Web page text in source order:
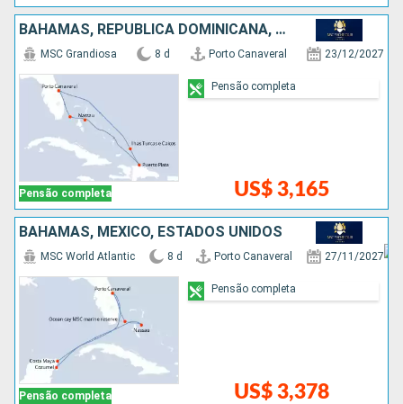
BAHAMAS, REPUBLICA DOMINICANA, ESTADOS UNIDOS
Pensão completa
MSC Grandiosa 8 d Porto Canaveral 23/12/2027
US$ 3,165
Pensão completa
BAHAMAS, MÉXICO, ESTADOS UNIDOS
Pensão completa
MSC World Atlantic 8 d Porto Canaveral 27/11/2027
US$ 3,378
Pensão completa